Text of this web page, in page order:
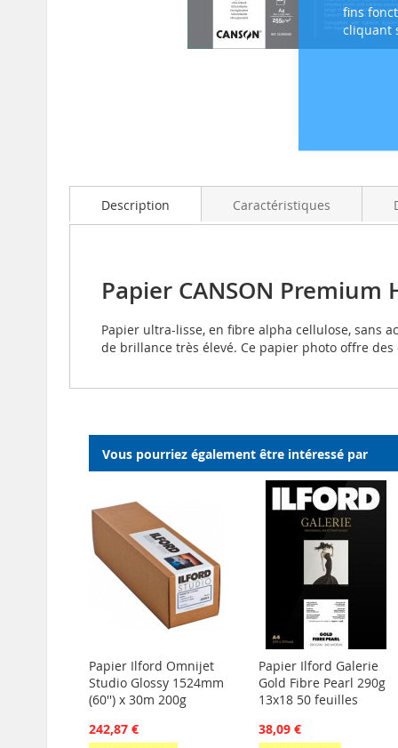
fins
cliquant
Description
Papier CANSON Premium
Papier ultra-lisse, en fibre alpha cellulose, sans
de brillance très élevé. Ce papier photo offre
Caractéristiques
Vous pourriez également être intéressé par
Papier Ilford Omnijet
Studio Glossy 1524mm
(60'') x 30m 200g
242,87 €
Papier Ilford Galerie
Gold Fibre Pearl 290g
13x18 50 feuilles
38,09 €